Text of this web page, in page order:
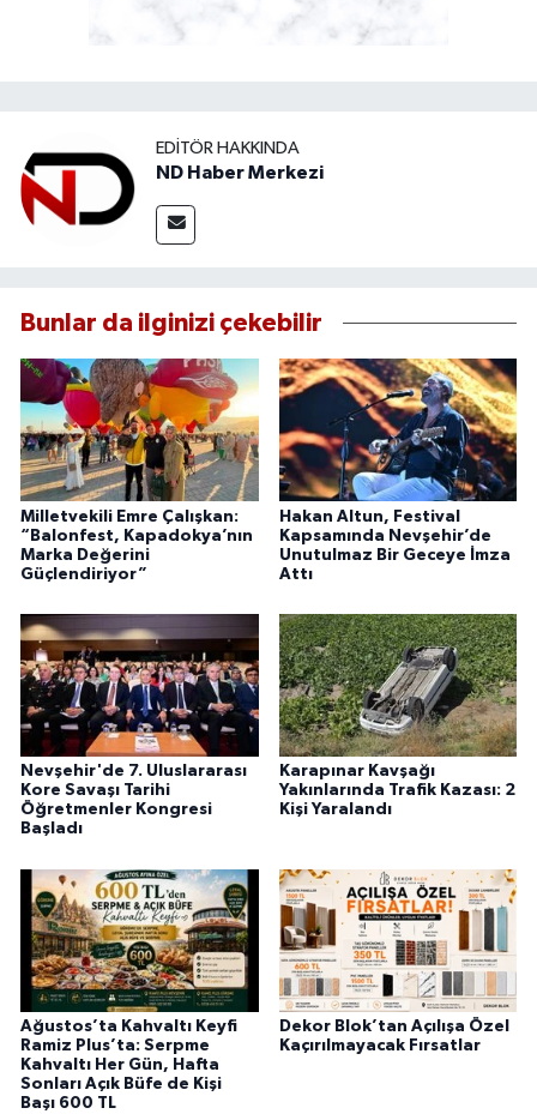
EDITÖR HAKKINDA
ND Haber Merkezi
Bunlar da ilginizi çekebilir
Milletvekili Emre Çalışkan:
“Balonfest, Kapadokya’nın
Marka Değerini
Güçlendiriyor”
Hakan Altun, Festival
Kapsamında Nevşehir’de
Unutulmaz Bir Geceye İmza
Attı
Nevşehir'de 7. Uluslararası
Kore Savaşı Tarihi
Öğretmenler Kongresi
Başladı
Karapınar Kavşağı
Yakınlarında Trafik Kazası: 2
Kişi Yaralandı
Ağustos’ta Kahvaltı Keyfi
Ramiz Plus’ta: Serpme
Kahvaltı Her Gün, Hafta
Sonları Açık Büfe de Kişi
Başı 600 TL
Dekor Blok’tan Açılışa Özel
Kaçırılmayacak Fırsatlar